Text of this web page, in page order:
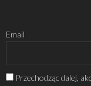
Email
Przechodząc dalej,